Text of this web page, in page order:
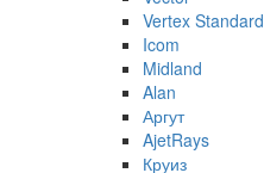
Vertex Standard
Icom
Midland
Alan
Аргут
AjetRays
Круиз